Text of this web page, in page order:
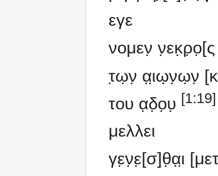
εγε
νομεν̣ ν̣εκ̣ρ̣ο̣[ς
τ̣ω̣ν̣ α̣ι̣ω̣ν̣ω̣ν̣
του α̣δ̣ο̣υ̣ [1:19]
μελλει
γε̣ν̣ε̣[σ]θ̣α̣ι̣